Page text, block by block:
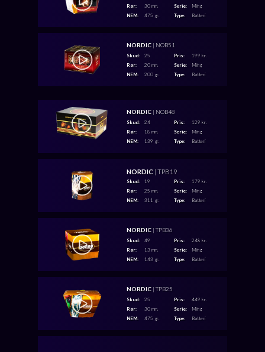
NORDIC | NOB51
Rør:
NEM:
Serie:
Type:
Skud:
Rør:
NEM:
Pris:
Serie:
Type:
30 mm.
475 gr.
25
20 mm.
200 gr.
Ming
Batteri
199 kr.
Ming
Batteri
NORDIC | NOB48
NORDIC | TPB19
NORDIC | TPB36
NORDIC| TPB25
Skud:
Rør:
NEM:
Pris:
Serie:
Type:
Skud:
Rør:
NEM:
Pris:
Serie:
Type:
Skud:
Rør:
NEM:
Pris:
Serie:
Type:
Skud:
Rør:
NEM:
Pris:
Serie:
Type:
24
18 mm.
139 gr.
129 kr.
Ming
Batteri
19
25 mm.
311 gr.
179 kr.
Ming
Batteri
49
13 mm.
143 gr.
25
30 mm.
475 gr.
248 kr.
Ming
Batteri
449 kr.
Ming
Batteri